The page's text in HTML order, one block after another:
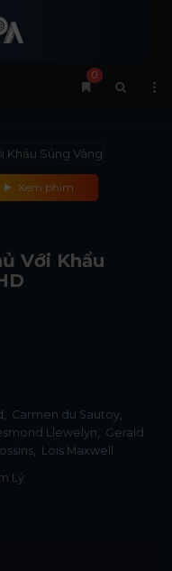
0
Xem phim
Với Khẩu
Carmen du Sautoy
Llewelyn
Gerald
Lois Maxwell
Lý